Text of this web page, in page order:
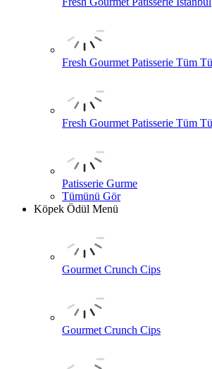
Fresh Gourmet Patisserie Tüm
Fresh Gourmet Patisserie Tüm
Patisserie Gurme
Tümünü Gör
Köpek Ödül Menü
Gourmet Crunch Cips
Gourmet Crunch Cips